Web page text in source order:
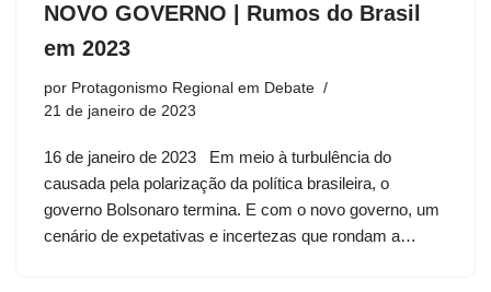
NOVO GOVERNO | Rumos do Brasil
em 2023
por Protagonismo Regional em Debate
21 de janeiro de 2023
16 de janeiro de 2023 Em meio à turbulência do
causada pela polarização da política brasileira, o
governo Bolsonaro termina. E com o novo governo, um
cenário de expetativas e incertezas que rondam a…